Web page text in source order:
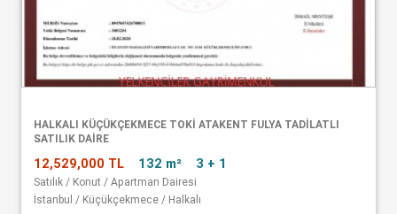
HALKALI KÜÇÜKÇEKMECE TOKİ ATAKENT FULYA TADİLATLI
SATILIK DAİRE
12,529,000 TL 132 m² 3 + 1
Satılık / Konut / Apartman Dairesi
İstanbul / Küçükçekmece / Halkalı